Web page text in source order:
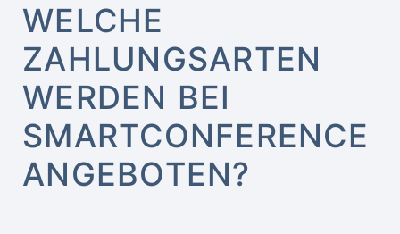
WELCHE
ZAHLUNGSARTEN
WERDEN BEI
SMARTCONFERENCE
ANGEBOTEN?